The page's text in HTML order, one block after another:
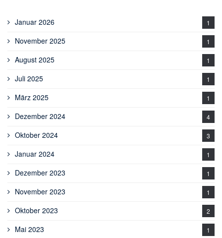
Januar 2026 1
November 2025 1
August 2025 1
Juli 2025 1
März 2025 1
Dezember 2024 4
Oktober 2024 3
Januar 2024 1
Dezember 2023 1
November 2023 1
Oktober 2023 2
Mai 2023 1